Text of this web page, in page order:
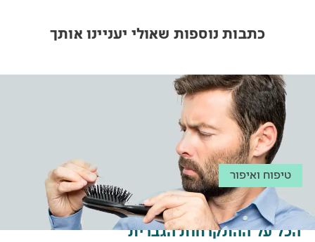
כתבות נוספות שאולי יעניינו אותך
טיפוח ואיפור
הכל על ההתקרחות הגברית